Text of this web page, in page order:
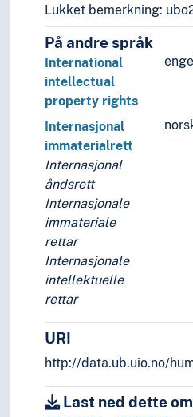
Lukket bemerkning:
På andre språk
International
intellectual
property rights
Internasjonal
immaterialrett
Internasjonal
åndsrett
Internasjonale
immateriale
rettar
Internasjonale
intellektuelle
rettar
URI
http://data.ub.uio.no/
Last ned dette